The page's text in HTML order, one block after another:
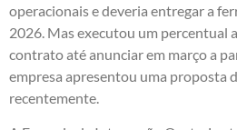
operacionais e deveria entregar a
2026. Mas executou um percentual
contrato até anunciar em março a
empresa apresentou uma proposta
recentemente.